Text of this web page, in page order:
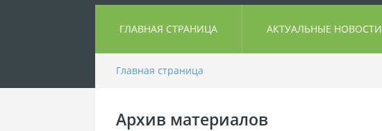
ГЛАВНАЯ СТРАНИЦА АКТУАЛЬНЫЕ НОВОСТИ
Главная страница
Архив материалов